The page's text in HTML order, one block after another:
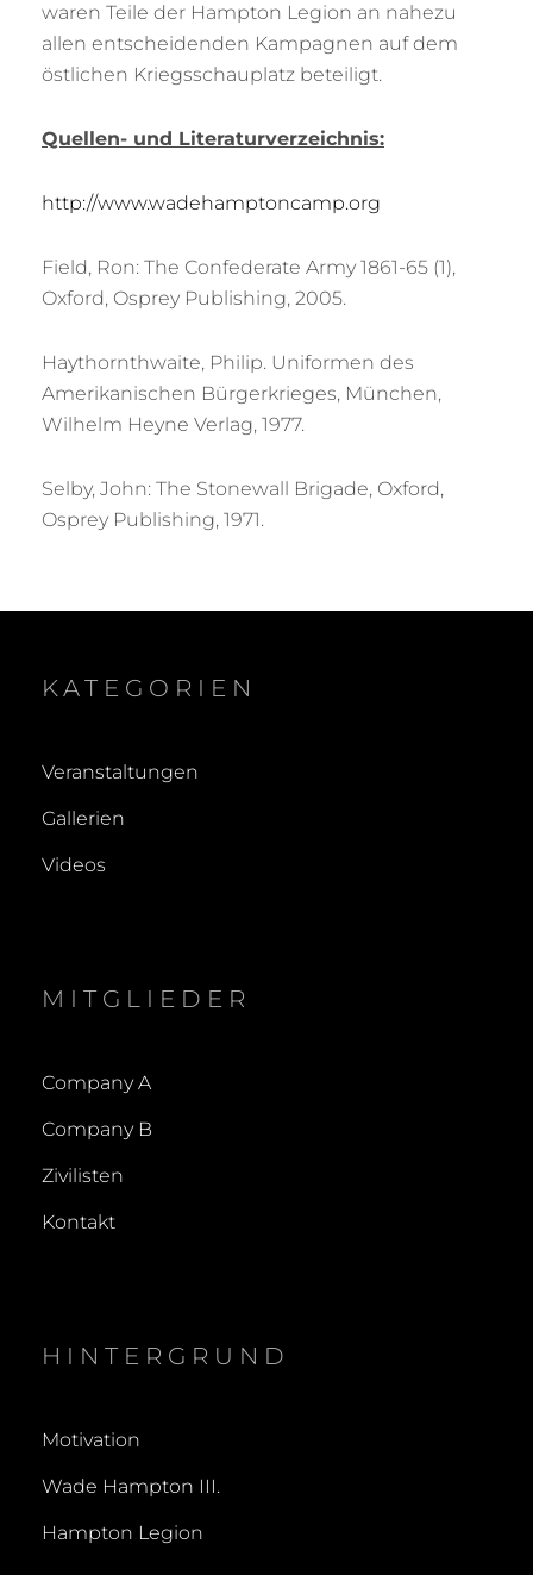
waren Teile der Hampton Legion an nahezu
allen entscheidenden Kampagnen auf dem
östlichen Kriegsschauplatz beteiligt.
Quellen- und Literaturverzeichnis:
http://www.wadehamptoncamp.org
Field, Ron: The Confederate Army 1861-65 (1),
Oxford, Osprey Publishing, 2005.
Haythornthwaite, Philip. Uniformen des
Amerikanischen Bürgerkrieges, München,
Wilhelm Heyne Verlag, 1977.
Selby, John: The Stonewall Brigade, Oxford,
Osprey Publishing, 1971.
KATEGORIEN
Veranstaltungen
Gallerien
Videos
MITGLIEDER
Company A
Company B
Zivilisten
Kontakt
HINTERGRUND
Motivation
Wade Hampton III.
Hampton Legion